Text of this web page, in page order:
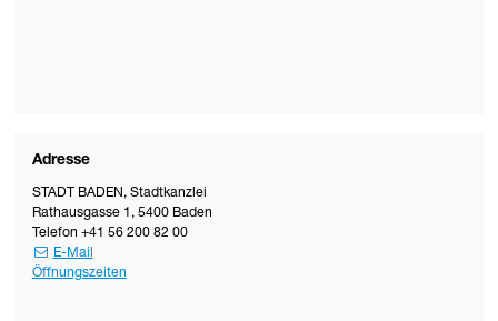
Adresse
STADT BADEN , Stadtkanzlei
Rathausgasse 1 , 5400 Baden
Telefon +41 56 200 82 00
E-Mail
Öffnungszeiten